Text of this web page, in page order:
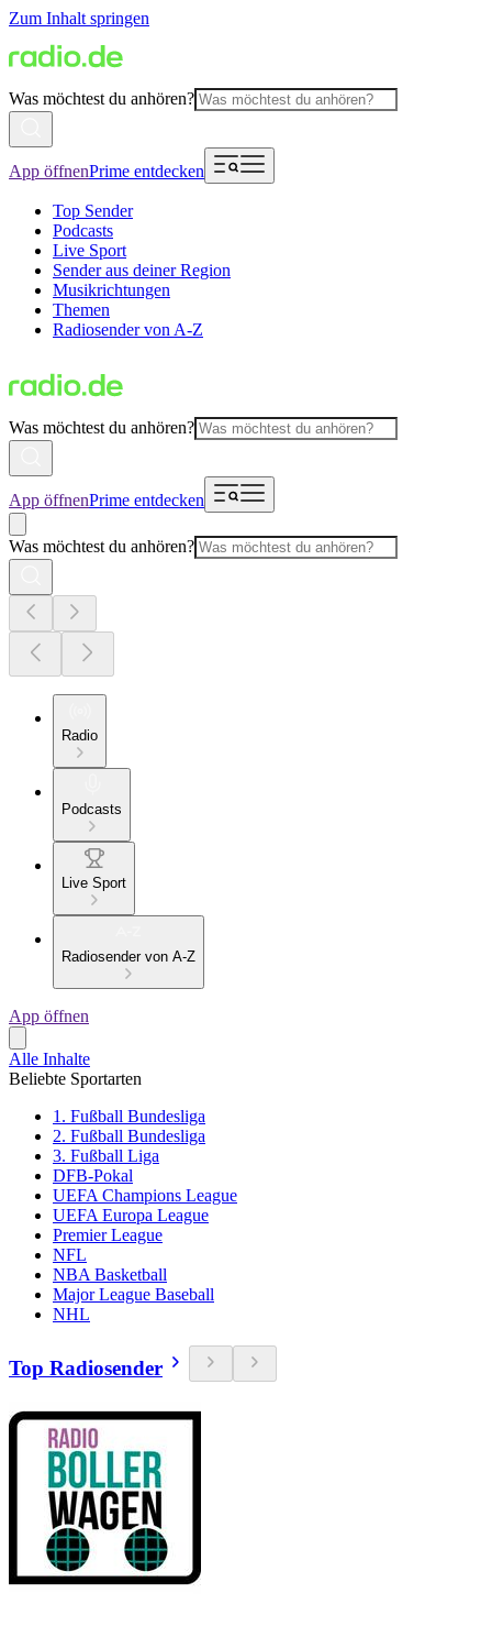
Zum Inhalt springen
Was möchtest du anhören?
App öffnenPrime entdecken
Top Sender
Podcasts
Live Sport
Sender aus deiner Region
Musikrichtungen
Themen
Radiosender von A-Z
Was möchtest du anhören?
App öffnenPrime entdecken
Was möchtest du anhören?
Radio
Podcasts
Live Sport
Radiosender von A-Z
App öffnen
Alle Inhalte
Beliebte Sportarten
1. Fußball Bundesliga
2. Fußball Bundesliga
3. Fußball Liga
DFB-Pokal
UEFA Champions League
UEFA Europa League
Premier League
NFL
NBA Basketball
Major League Baseball
NHL
Top Radiosender